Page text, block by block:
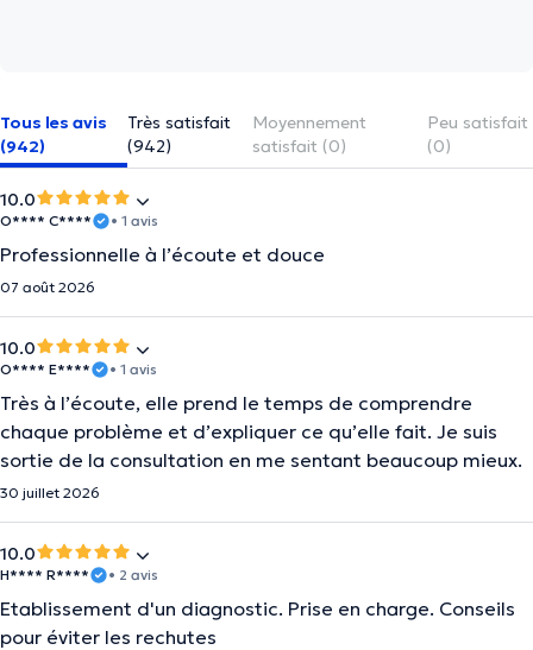
Tous les avis
(942)
Très satisfait
(942)
Moyennement
satisfait (0)
Peu satisfait
(0)
10.0
O**** C**** • 1 avis
Professionnelle à l’écoute et douce
07 août 2026
10.0
O**** E**** • 1 avis
Très à l’écoute, elle prend le temps de comprendre
chaque problème et d’expliquer ce qu’elle fait. Je suis
sortie de la consultation en me sentant beaucoup mieux.
30 juillet 2026
10.0
H**** R**** • 2 avis
Etablissement d'un diagnostic. Prise en charge. Conseils
pour éviter les rechutes